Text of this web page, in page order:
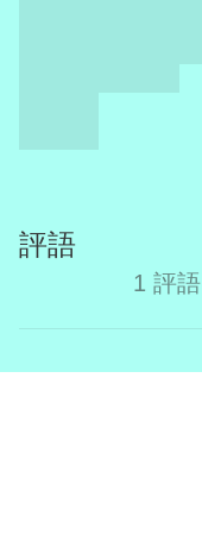
評語
1 評語